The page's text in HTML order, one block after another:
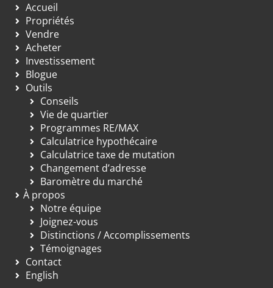
Accueil
Propriétés
Vendre
Acheter
Investissement
Blogue
Outils
Conseils
Vie de quartier
Programmes RE/MAX
Calculatrice hypothécaire
Calculatrice taxe de mutation
Changement d’adresse
Baromètre du marché
À propos
Notre équipe
Joignez-vous
Distinctions / Accomplissements
Témoignages
Contact
English